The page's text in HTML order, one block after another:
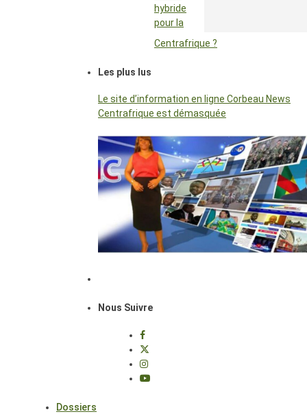
hybride
pour la
Centrafrique ?
Les plus lus
Le site d’information en ligne Corbeau News
Centrafrique est démasquée
Nous Suivre
Dossiers